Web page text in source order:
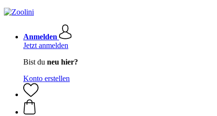
Anmelden
Jetzt anmelden
Bist du neu hier?
Konto erstellen